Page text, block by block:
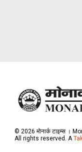
©2026 मोनार्क टाइम्स ।
All rights reserved. A